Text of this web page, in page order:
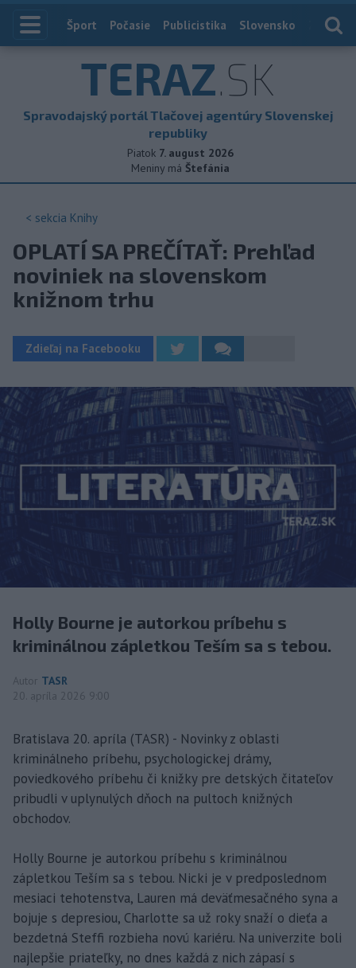
Index
Šport Počasie Publicistika Slovensko
TERAZ.SK
Spravodajský portál Tlačovej agentúry Slovenskej
republiky
Piatok 7. august 2026
Meniny má Štefánia
< sekcia Knihy
OPLATÍ SA PREČÍTAŤ: Prehľad
noviniek na slovenskom
knižnom trhu
Zdieľaj na Facebooku
Holly Bourne je autorkou príbehu s
kriminálnou zápletkou Teším sa s tebou.
Autor TASR
20. apríla 2026 9:00
Bratislava 20. apríla (TASR) - Novinky z oblasti
kriminálneho príbehu, psychologickej drámy,
poviedkového príbehu či knižky pre detských čitateľov
pribudli v uplynulých dňoch na pultoch knižných
obchodov.
Holly Bourne je autorkou príbehu s kriminálnou
zápletkou Teším sa s tebou. Nicki je v predposlednom
mesiaci tehotenstva, Lauren má deväťmesačného syna a
bojuje s depresiou, Charlotte sa už roky snaží o dieťa a
bezdetná Steffi rozbieha novú kariéru. Na univerzite boli
najlepšie priateľky, no dnes každá z nich zápasí s